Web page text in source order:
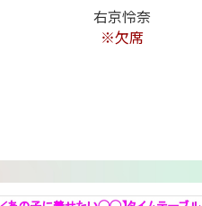
右京怜奈
※欠席